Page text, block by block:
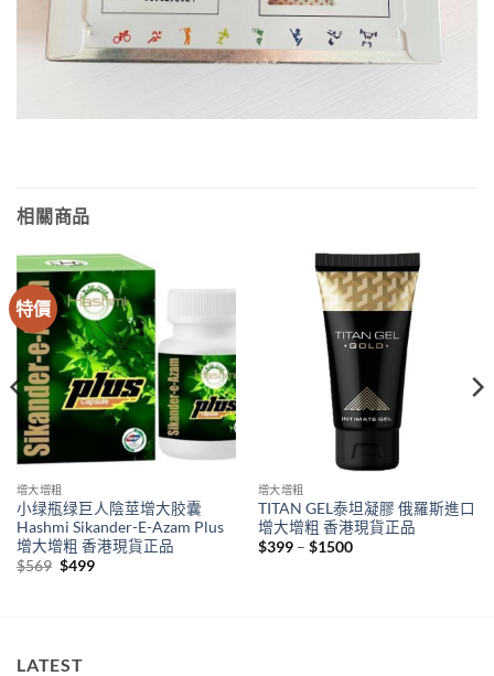
相關商品
特價
增大增粗
小绿瓶绿巨人陰莖增大胶囊
Hashmi Sikander-E-Azam Plus
增大增粗 香港現貨正品
$569 Original
$499Current
增大增粗
TITAN GEL泰坦凝膠 俄羅斯進口
增大增粗 香港現貨正品
$399 – $1500Price
LATEST